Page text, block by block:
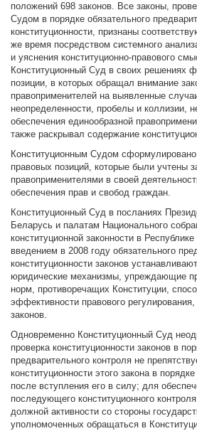
положений 698 законов. Все законы,
Судом в порядке обязательного
конституционности, признаны
же время посредством системного
и уяснения конституционно-правового
Конституционный Суд в своих решениях
позиции, в которых обращал внимание
правоприменителей на выявленные
неопределенности, пробелы и коллизии,
обеспечения единообразной
также раскрывал содержание
Конституционным Судом сформулировано
правовых позиций, которые были учтены
правоприменителями в своей
обеспечения прав и свобод граждан.
Конституционный Суд в посланиях
Беларусь и палатам Национального
конституционной законности в
введением в 2008 году обязательного
конституционности законов
юридические механизмы, упреждающие
норм, противоречащих Конституции,
эффективности правового
законов.
Одновременно Конституционный Суд
проверка конституционности законов в
предварительного контроля не
конституционности этого закона в
после вступления его в силу; для
последующего конституционного
должной активности со стороны
уполномоченных обращаться в